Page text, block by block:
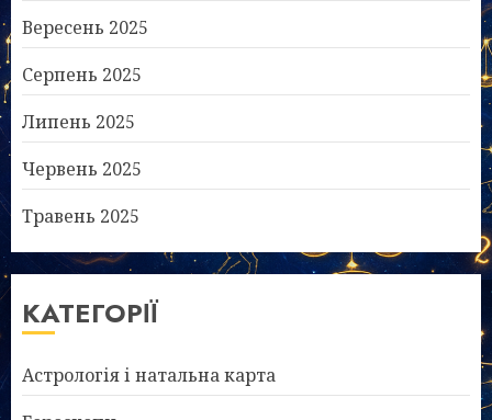
Вересень 2025
Серпень 2025
Липень 2025
Червень 2025
Травень 2025
КАТЕГОРІЇ
Астрологія і натальна карта